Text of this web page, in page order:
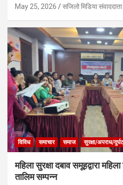
May 25, 2026 सजिलो मिडिया संवाददाता
विविध समाचार समाज सुरक्षा/अपराध/
महिला सुरक्षा दबाव समूहद्वारा
तालिम सम्पन्न